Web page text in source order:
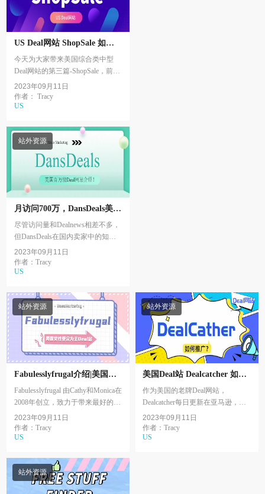
US Deal网站 ShopSale 如何
推广？
今天为大家带来美国综合类中型
Deal网站的第三篇-ShopSale，前面
介绍了1sale和Dealwiki。Shopsale的
前身是StyleForLess，至少已经运
营了15年。...
2023年09月11日
作者： Tracy
US
站外资源
月访问700万，DansDeals美国
Deal站介绍
尽管访问量和Dealnews相差不多，
但DansDeals在国内卖家中的知名
度似乎远不及Dealnews，本期将为
大家介绍百万流量级别中最为低调
的综合Deal网站之...
2023年09月11日
作者：Tracy
US
站外资源
Fabulesslyfrugal介绍|美国女
性访客为主的Deal站推荐3
Fabulesslyfrugal 由Cathy和Monica在
2008年创立，致力于带来最好的在
线优惠、清洁饮食、DIY、冷冻餐
食谱等等！经过多年的精心运营，
Fabulessl...
2023年09月11日
作者：Tracy
US
站外资源
美国Deal站 Dealcatcher 如何
推广？
作为美国的老牌Deal网站，
Dealcatcher每日更新在亚马逊，沃
尔玛和其他购物平台的促销信息，
并在APP，谷歌插件和社媒群组上
拥有长期的拥护者和粉丝...
2023年09月11日
作者：Tracy
US
站外资源